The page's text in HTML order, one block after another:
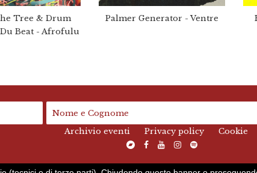
Tree & Drum
Beat - Afrofulu
Palmer Generator - Ventre
Archivio eventi
Privacy policy Cookie